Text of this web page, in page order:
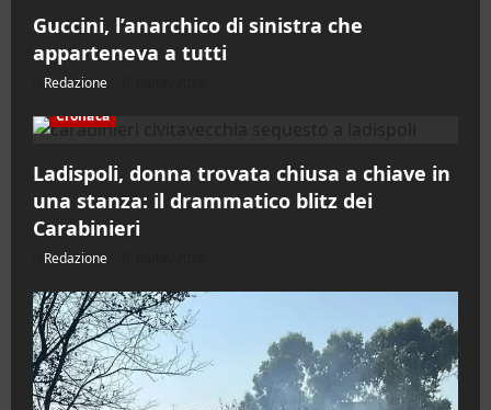
Guccini, l’anarchico di sinistra che
apparteneva a tutti
Redazione
Cronaca
Ladispoli, donna trovata chiusa a chiave in
una stanza: il drammatico blitz dei
Carabinieri
Redazione